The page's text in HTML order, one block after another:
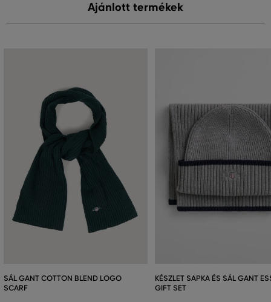
Ajánlott termékek
SÁL GANT COTTON BLEND LOGO
SCARF
KÉSZLET SAPKA ÉS SÁL GANT
GIFT SET